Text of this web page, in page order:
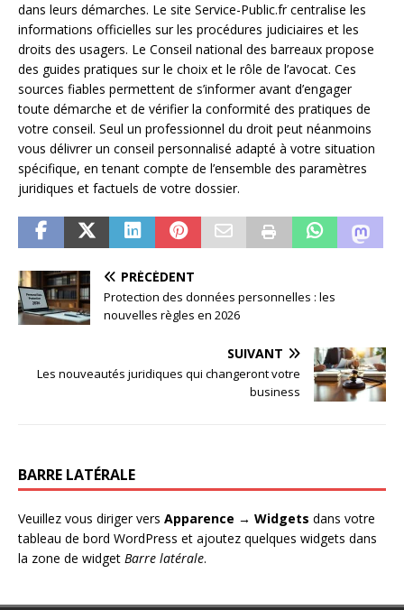
dans leurs démarches. Le site Service-Public.fr centralise les
informations officielles sur les procédures judiciaires et les
droits des usagers. Le Conseil national des barreaux propose
des guides pratiques sur le choix et le rôle de l’avocat. Ces
sources fiables permettent de s’informer avant d’engager
toute démarche et de vérifier la conformité des pratiques de
votre conseil. Seul un professionnel du droit peut néanmoins
vous délivrer un conseil personnalisé adapté à votre situation
spécifique, en tenant compte de l’ensemble des paramètres
juridiques et factuels de votre dossier.
PRÉCÉDENT
Protection des données personnelles : les
nouvelles règles en 2026
SUIVANT
Les nouveautés juridiques qui changeront votre
business
BARRE LATÉRALE
Veuillez vous diriger vers Apparence → Widgets dans votre
tableau de bord WordPress et ajoutez quelques widgets dans
la zone de widget Barre latérale.